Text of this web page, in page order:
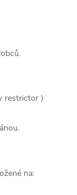
restrictor )
na: